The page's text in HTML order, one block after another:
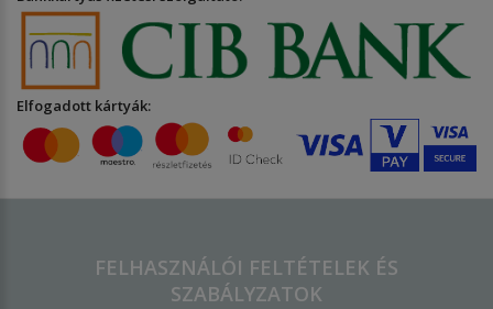
Elfogadott kártyák:
FELHASZNÁLÓI FELTÉTELEK ÉS
SZABÁLYZATOK